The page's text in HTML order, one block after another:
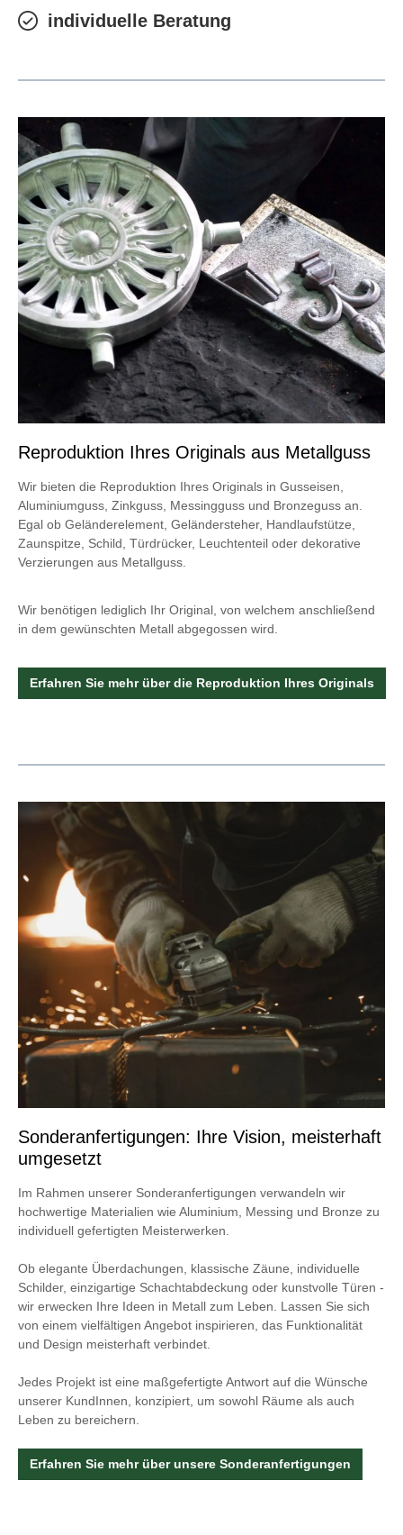
individuelle Beratung
Reproduktion Ihres Originals aus Metallguss
Wir bieten die Reproduktion Ihres Originals in Gusseisen,
Aluminiumguss, Zinkguss, Messingguss und Bronzeguss an.
Egal ob Geländerelement, Geländersteher, Handlaufstütze,
Zaunspitze, Schild, Türdrücker, Leuchtenteil oder dekorative
Verzierungen aus Metallguss.
Wir benötigen lediglich Ihr Original, von welchem anschließend
in dem gewünschten Metall abgegossen wird.
Erfahren Sie mehr über die Reproduktion Ihres Originals
Sonderanfertigungen: Ihre Vision, meisterhaft
umgesetzt
Im Rahmen unserer Sonderanfertigungen verwandeln wir
hochwertige Materialien wie Aluminium, Messing und Bronze zu
individuell gefertigten Meisterwerken.
Ob elegante Überdachungen, klassische Zäune, individuelle
Schilder, einzigartige Schachtabdeckung oder kunstvolle Türen -
wir erwecken Ihre Ideen in Metall zum Leben. Lassen Sie sich
von einem vielfältigen Angebot inspirieren, das Funktionalität
und Design meisterhaft verbindet.
Jedes Projekt ist eine maßgefertigte Antwort auf die Wünsche
unserer KundInnen, konzipiert, um sowohl Räume als auch
Leben zu bereichern.
Erfahren Sie mehr über unsere Sonderanfertigungen